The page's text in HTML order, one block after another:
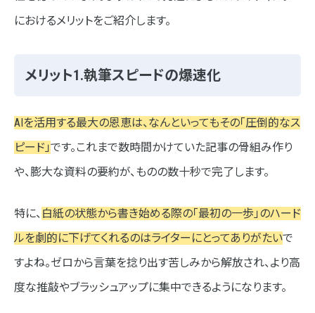
におけるメリットをご紹介します。
メリット1.執筆スピードの爆速化
AIを活用する最大の恩恵は、なんといってもその「圧倒的なス
ピード」です。これまで数時間かけていた記事の骨組み作り
や、膨大な資料の要約が、ものの数十秒で完了します。
特に、 白紙の状態から書き始める際の「最初の一歩」のハード
ルを劇的に下げてくれるのはライターにとってありがたいで
すよね。ゼロから言葉を捻り出す苦しみから解放され、より高
度な推敲やブラッシュアップに集中できるようになります。